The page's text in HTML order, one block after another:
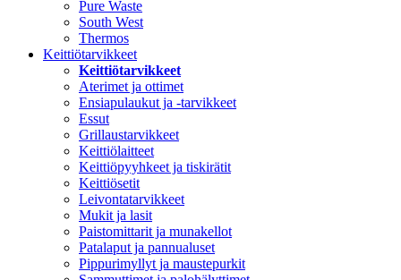
Pure Waste
South West
Thermos
Keittiötarvikkeet
Keittiötarvikkeet
Aterimet ja ottimet
Ensiapulaukut ja -tarvikkeet
Essut
Grillaustarvikkeet
Keittiölaitteet
Keittiöpyyhkeet ja tiskirätit
Keittiösetit
Leivontatarvikkeet
Mukit ja lasit
Paistomittarit ja munakellot
Patalaput ja pannualuset
Pippurimyllyt ja maustepurkit